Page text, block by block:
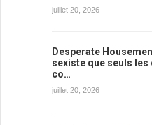
juillet 20, 2026
Desperate
sexiste que seuls
co…
juillet 20, 2026